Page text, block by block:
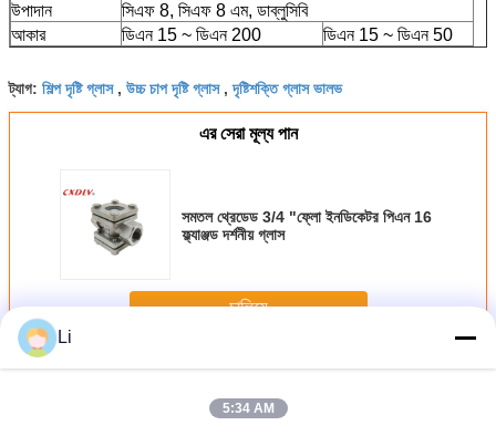
উপাদান
সিএফ 8, সিএফ 8 এম, ডাব্লুসিবি
আকার
ডিএন 15 ~ ডিএন 200 ডিএন 15 ~ ডিএন 50
ট্যাগ: শিল্প দৃষ্টি গ্লাস, উচ্চ চাপ দৃষ্টি গ্লাস,দৃষ্টিশক্তি গ্লাস ভালভ
এর সেরা মূল্য পান
সমতল থ্রেডেড 3/4 "ফ্লো ইনডিকেটর পিএন 16
ফ্ল্যাঞ্জড দর্শনীয় গ্লাস
চালিয়ে
অধিকপ্রস্থ দৃষ্টি গ্লাস
Li
5:34 AM